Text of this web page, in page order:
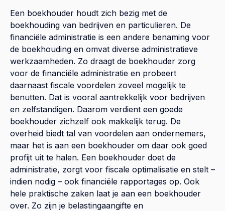
Een boekhouder houdt zich bezig met de
boekhouding van bedrijven en particulieren. De
financiële administratie is een andere benaming voor
de boekhouding en omvat diverse administratieve
werkzaamheden. Zo draagt de boekhouder zorg
voor de financiële administratie en probeert
daarnaast fiscale voordelen zoveel mogelijk te
benutten. Dat is vooral aantrekkelijk voor bedrijven
en zelfstandigen. Daarom verdient een goede
boekhouder zichzelf ook makkelijk terug. De
overheid biedt tal van voordelen aan ondernemers,
maar het is aan een boekhouder om daar ook goed
profijt uit te halen. Een boekhouder doet de
administratie, zorgt voor fiscale optimalisatie en stelt –
indien nodig – ook financiële rapportages op. Ook
hele praktische zaken laat je aan een boekhouder
over. Zo zijn je belastingaangifte en